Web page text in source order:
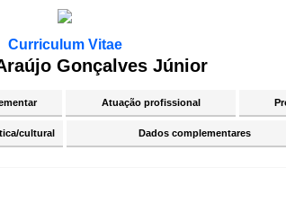
Curriculum Vitae
Gonçalves Júnior
Atuação profissional
cultural Dados complementares